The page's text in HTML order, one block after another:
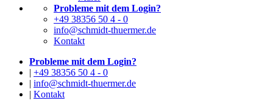
Probleme mit dem Login?
+49 38356 50 4 - 0
info@schmidt-thuermer.de
Kontakt
Probleme mit dem Login?
| +49 38356 50 4 - 0
| info@schmidt-thuermer.de
| Kontakt